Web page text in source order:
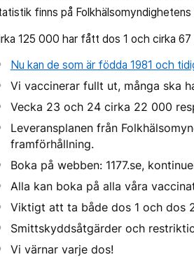
finns på
125 000 har fått dos 1 och cirka
Nu kan de som är födda 1981 och
Vi vaccinerar fullt ut, många ska
Vecka 23 och 24 cirka 22 000
Leveransplanen från
framförhållning.
Boka på webben: 1177.se,
Alla kan boka på alla våra
Viktigt att ta både dos 1 och dos
Smittskyddsåtgärder och
Vi värnar varje dos!